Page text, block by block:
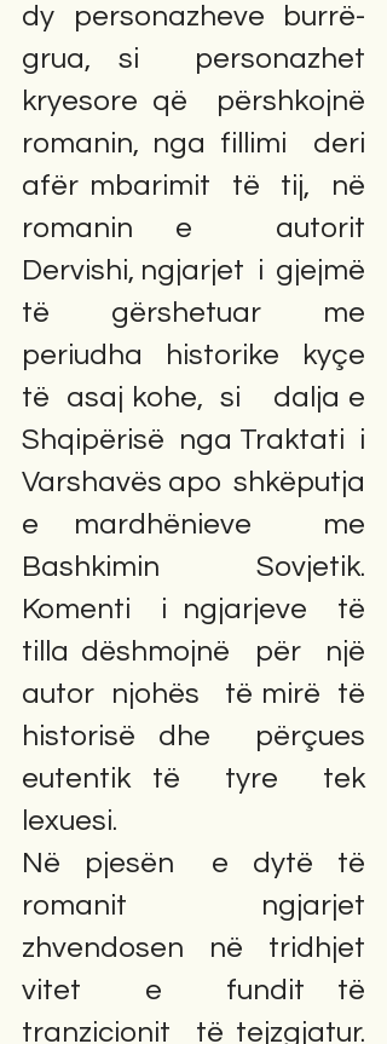
dy  personazheve  burrë-
grua, si  personazhet
kryesore që  përshkojnë
romanin, nga fillimi  deri
afër mbarimit  të  tij,  në
romanin e  autorit
Dervishi, ngjarjet  i  gjejmë
të  gërshetuar  me
periudha  historike  kyçe
të  asaj kohe,  si    dalja e
Shqipërisë  nga Traktati  i
Varshavës apo  shkëputja
e mardhënieve  me
Bashkimin Sovjetik.
Komenti  i ngjarjeve  të
tilla dëshmojnë  për  një
autor  njohës   të mirë  të
historisë dhe  përçues
eutentik të  tyre  tek
lexuesi.
Në  pjesën   e  dytë  të
romanit  ngjarjet
zhvendosen  në  tridhjet
vitet  e  fundit të
tranzicionit  të tejzgjatur.